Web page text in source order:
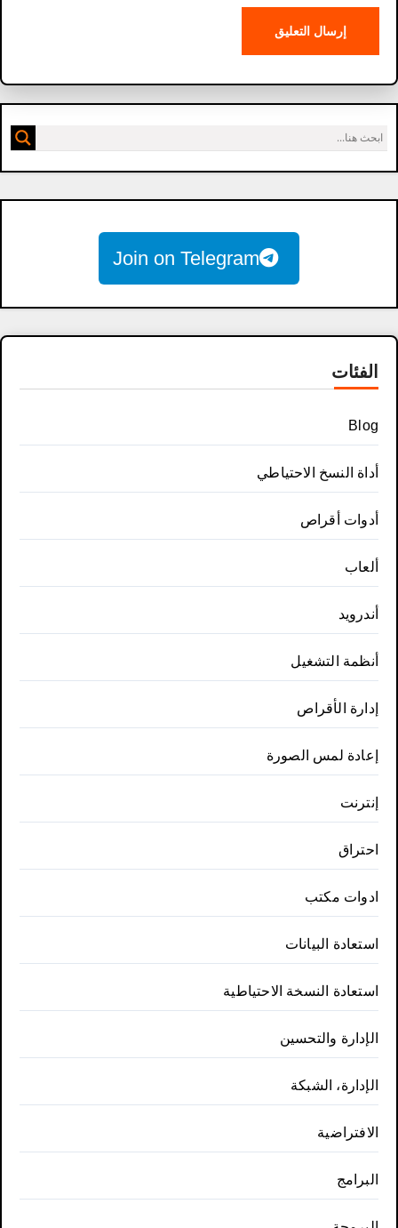
Join on Telegram
الفئات
Blog
أداة النسخ الاحتياطي
أدوات أقراص
ألعاب
أندرويد
أنظمة التشغيل
إدارة الأقراص
إعادة لمس الصورة
إنترنت
احتراق
ادوات مكتب
استعادة البيانات
استعادة النسخة الاحتياطية
الإدارة والتحسين
الإدارة، الشبكة
الافتراضية
البرامج